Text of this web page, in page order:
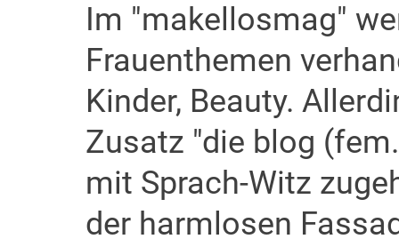
Im "makellosmag"
Frauenthemen
Kinder, Beauty.
Zusatz "die blog
mit Sprach-Witz
der harmlosen